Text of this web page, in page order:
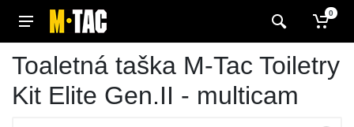
0
Toaletná taška M-Tac Toiletry
Kit Elite Gen.II - multicam